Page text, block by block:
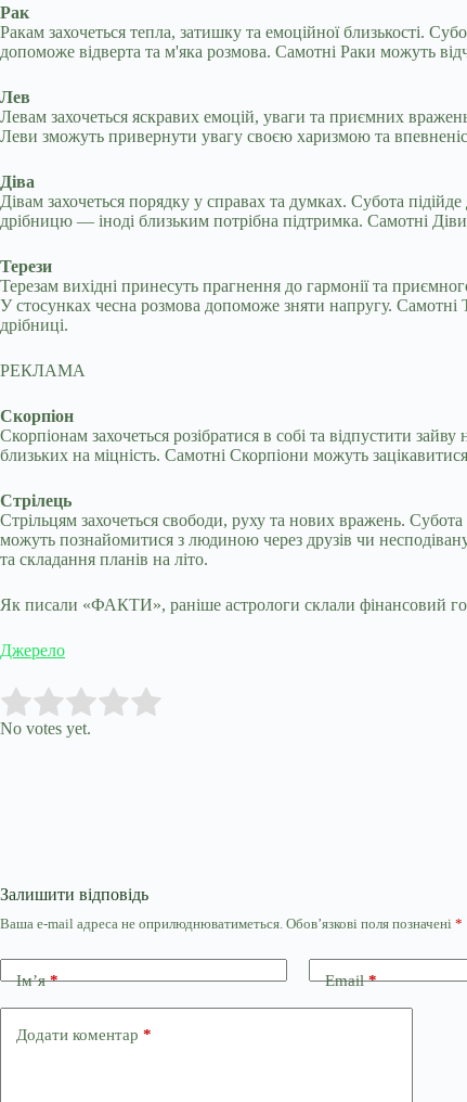
Рак
Ракам захочеться тепла, затишку та емоційної близькості.
допоможе відверта та м'яка розмова. Самотні Раки можуть
Лев
Левам захочеться яскравих емоцій, уваги та приємних
Леви зможуть привернути увагу своєю харизмою та
Діва
Дівам захочеться порядку у справах та думках. Субота
дрібницю — іноді близьким потрібна підтримка. Самотні
Терези
Терезам вихідні принесуть прагнення до гармонії та
У стосунках чесна розмова допоможе зняти напругу.
дрібниці.
РЕКЛАМА
Скорпіон
Скорпіонам захочеться розібратися в собі та відпустити
близьких на міцність. Самотні Скорпіони можуть
Стрілець
Стрільцям захочеться свободи, руху та нових вражень.
можуть познайомитися з людиною через друзів чи
та складання планів на літо.
Як писали «ФАКТИ», раніше астрологи склали фінансовий
Джерело
Rate this item:
No votes yet.
Залишити відповідь
Ваша e-mail адреса не оприлюднюватиметься. Обов’язкові поля позначені *
Ім’я* Email*
Додати коментар *